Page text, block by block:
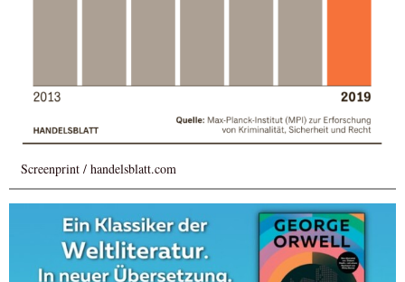
Screenprint / handelsblatt.com